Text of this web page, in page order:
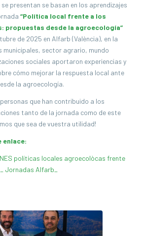
presentan se basan en los aprendizajes
“Política local frente a los
propuestas desde la agroecología”
de 2025 en Alfarb (València), en la
municipales, sector agrario, mundo
sociales aportaron experiencias y
cómo mejorar la respuesta local ante
la agroecología.
que han contribuido a los
tanto de la jornada como de este
que sea de vuestra utilidad!
enlace:
políticas locales agroecolòcas frente
Jornadas Alfarb_